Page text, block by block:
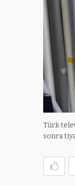
Türk
sonra